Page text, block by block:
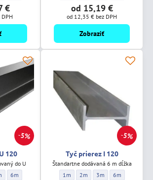
€
DPH
od 15,19 €
od 12,35 € bez DPH
Zobraziť
5%
120
do U
- Dĺžka:
U 120 - Dĺžka:
prierez U 120 - Dĺžka:
Tyč prierez U 120 - Dĺžka:
6m
5%
Tyč prierez I 120
Štandartne dodávaná 6 m dĺžka
Tyč prierez I 120 - Dĺžka:
1m Tyč prierez I 120 - Dĺžka:
2m Tyč prierez I 120 -
3m Tyč prierez I
6m